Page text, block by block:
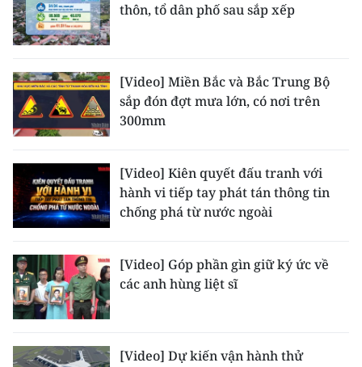
thôn, tổ dân phố sau sắp xếp
[Video] Miền Bắc và Bắc Trung Bộ
sắp đón đợt mưa lớn, có nơi trên
300mm
[Video] Kiên quyết đấu tranh với
hành vi tiếp tay phát tán thông tin
chống phá từ nước ngoài
[Video] Góp phần gìn giữ ký ức về
các anh hùng liệt sĩ
[Video] Dự kiến vận hành thử